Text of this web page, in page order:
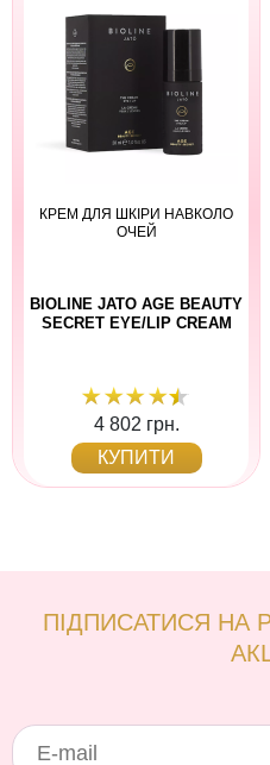
КРЕМ ДЛЯ ШКІРИ НАВКОЛО
ОЧЕЙ
BIOLINE JATO AGE BEAUTY
SECRET EYE/LIP CREAM
4 802 грн.
КУПИТИ
ПІДПИСАТИСЯ НА